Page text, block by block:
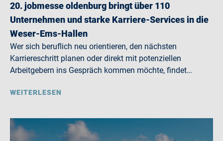
20. jobmesse oldenburg bringt über 110
Unternehmen und starke Karriere-Services in die
Weser-Ems-Hallen
Wer sich beruflich neu orientieren, den nächsten
Karriereschritt planen oder direkt mit potenziellen
Arbeitgebern ins Gespräch kommen möchte, findet…
WEITERLESEN